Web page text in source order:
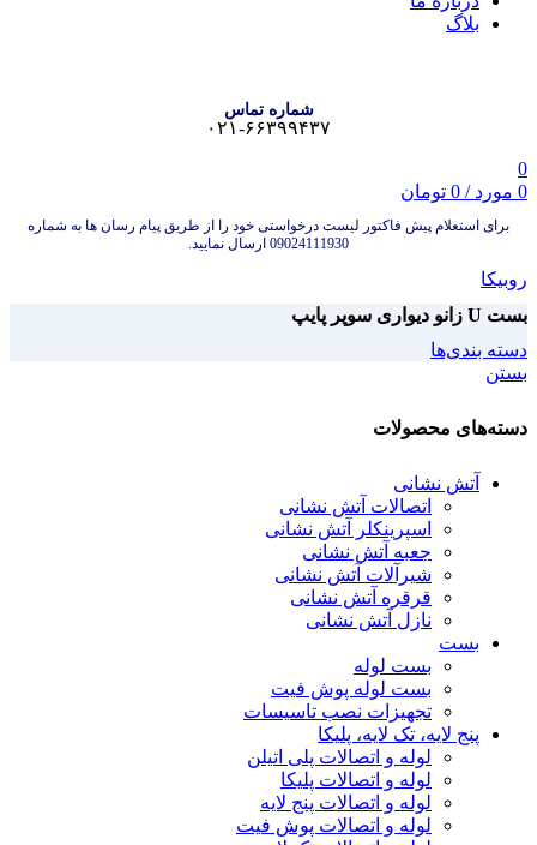
بلاگ
شماره تماس
۰۲۱-۶۶۳۹۹۴۳۷
0
0 مورد /
0 تومان
برای استعلام پیش فاکتور لیست درخواستی خود را از طریق پیام رسان ها به شماره
09024111930 ارسال نمایید.
روبیکا
بست U زانو دیواری سوپر پایپ
دسته بندی‌ها
بستن
دسته‌های محصولات
آتش نشانی
اتصالات آتش نشانی
اسپرینکلر آتش نشانی
جعبه آتش نشانی
شیرآلات آتش نشانی
قرقره آتش نشانی
نازل آتش نشانی
بست
بست لوله
بست لوله پوش فیت
تجهیزات نصب تاسیسات
پنج لایه، تک لایه، پلیکا
لوله و اتصالات پلی اتیلن
لوله و اتصالات پلیکا
لوله و اتصالات پنج لایه
لوله و اتصالات پوش فیت